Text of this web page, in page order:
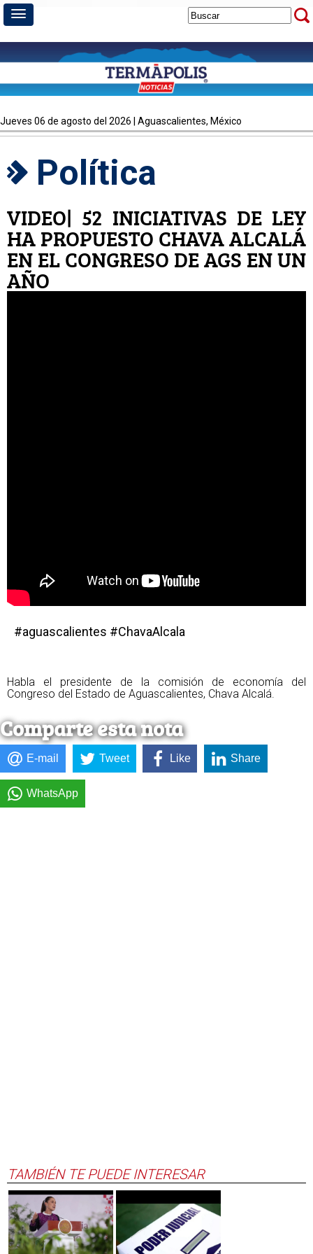
jueves 06 de agosto del 2026 | Aguascalientes, México
Política
VIDEO| 52 INICIATIVAS DE LEY
HA PROPUESTO CHAVA ALCALÁ
EN EL CONGRESO DE AGS EN UN
AÑO
#aguascalientes #ChavaAlcala
Habla el presidente de la comisión de economía del
Congreso del Estado de Aguascalientes, Chava Alcalá.
Comparte esta nota
E-mail Tweet Like Share
WhatsApp
TAMBIÉN TE PUEDE INTERESAR